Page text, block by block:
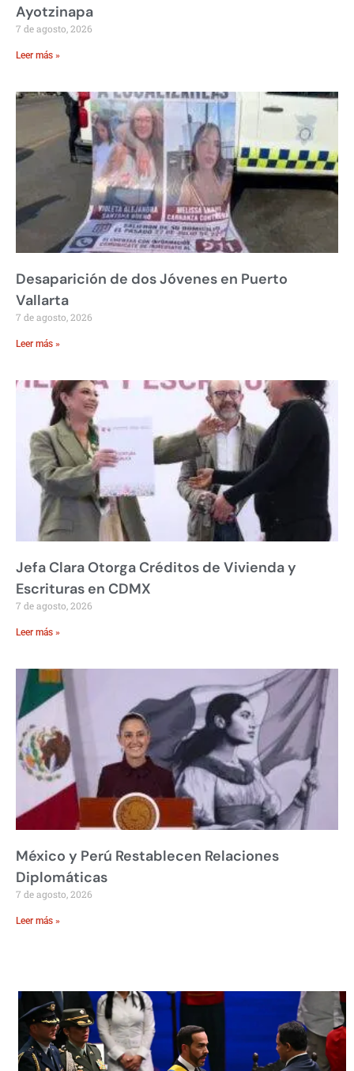
Ayotzinapa
7 de agosto, 2026
Leer más »
Desaparición de dos Jóvenes en Puerto
Vallarta
7 de agosto, 2026
Leer más »
Jefa Clara Otorga Créditos de Vivienda y
Escrituras en CDMX
7 de agosto, 2026
Leer más »
México y Perú Restablecen Relaciones
Diplomáticas
7 de agosto, 2026
Leer más »